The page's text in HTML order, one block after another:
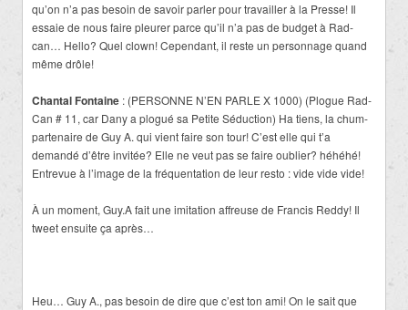
qu’on n’a pas besoin de savoir parler pour travailler à la Presse! Il
essaie de nous faire pleurer parce qu’il n’a pas de budget à Rad-
can… Hello? Quel clown! Cependant, il reste un personnage quand
même drôle!
Chantal Fontaine : (PERSONNE N’EN PARLE X 1000) (Plogue Rad-
Can # 11, car Dany a plogué sa Petite Séduction) Ha tiens, la chum-
partenaire de Guy A. qui vient faire son tour! C’est elle qui t’a
demandé d’être invitée? Elle ne veut pas se faire oublier? héhéhé!
Entrevue à l’image de la fréquentation de leur resto : vide vide vide!
À un moment, Guy.A fait une imitation affreuse de Francis Reddy! Il
tweet ensuite ça après…
Heu… Guy A., pas besoin de dire que c’est ton ami! On le sait que